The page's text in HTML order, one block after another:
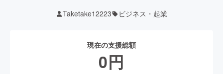
Taketake12223 ビジネス・起業
現在の支援総額
0円